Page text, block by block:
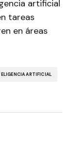
artificial
tareas
en áreas
ARTIFICIAL